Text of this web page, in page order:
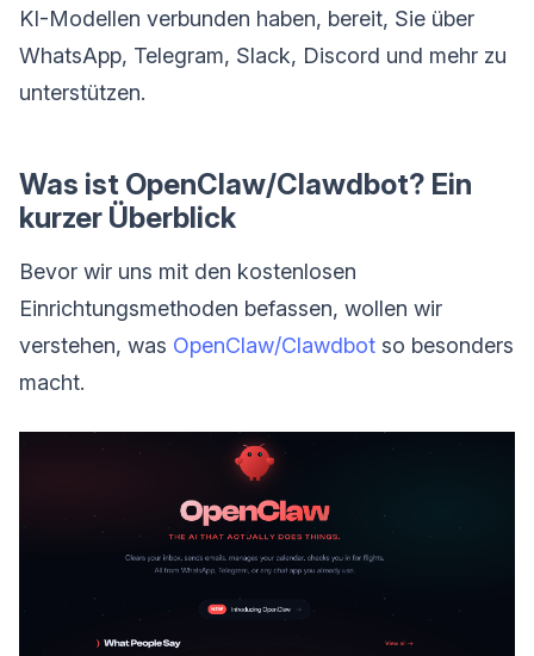
KI-Modellen verbunden haben, bereit, Sie über
WhatsApp, Telegram, Slack, Discord und mehr zu
unterstützen.
Was ist OpenClaw/Clawdbot? Ein
kurzer Überblick
Bevor wir uns mit den kostenlosen
Einrichtungsmethoden befassen, wollen wir
verstehen, was OpenClaw/Clawdbot so besonders
macht.